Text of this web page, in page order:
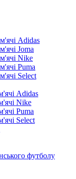
Adidas
Joma
Nike
Puma
Select
Adidas
Nike
Puma
Select
футболу